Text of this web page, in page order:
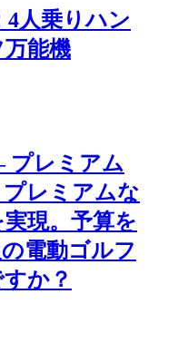
4人乗りハン
能機
プレミアム
レミアムな
現。予算を
電動ゴルフ
か？